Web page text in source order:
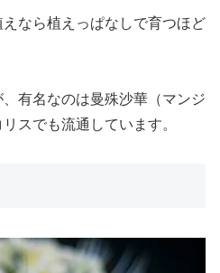
なら植えっぱなしで育つほど
有名なのは曼殊沙華（マンジ
スでも流通しています。